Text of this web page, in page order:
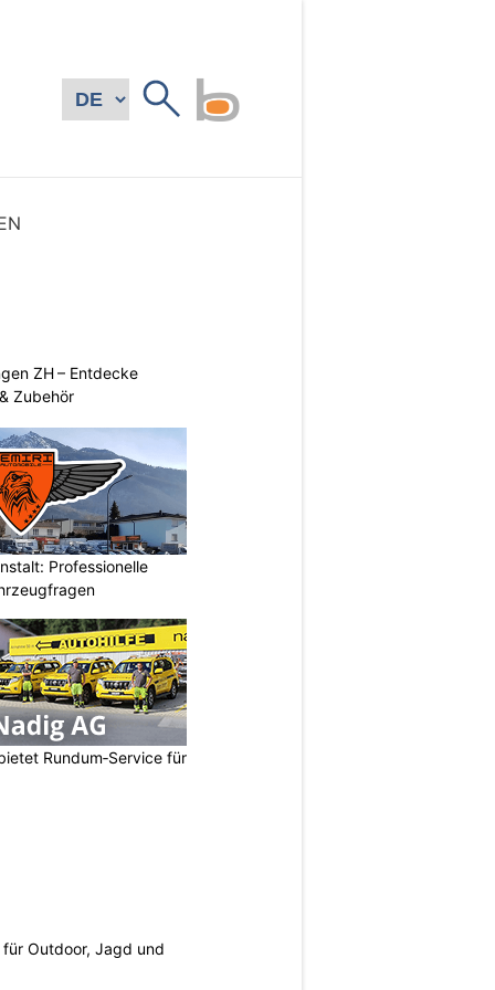
ZH – Entdecke
Zubehör
Professionelle
Rundum‑Service für
Outdoor, Jagd und